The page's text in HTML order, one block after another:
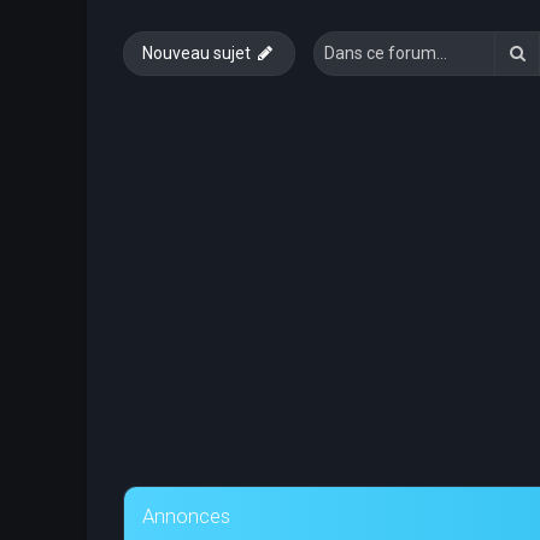
Nouveau sujet
Annonces